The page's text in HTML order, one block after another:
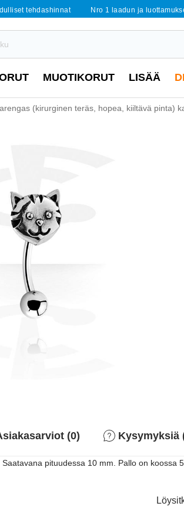
tehdashinnat Nro 1 laadun ja
MUOTIKORUT LISÄÄ
(kirurginen teräs, hopea, kiiltävä pinta)
(0) Kysymyksiä
pituudessa 10 mm. Pallo on koossa